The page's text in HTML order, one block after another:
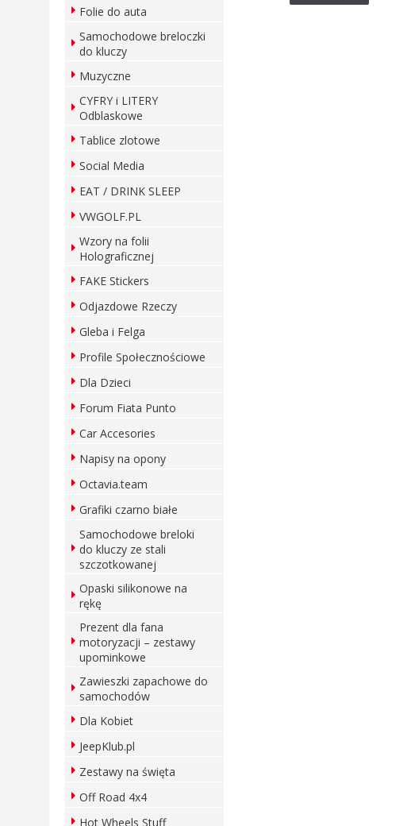
Folie do auta
Samochodowe breloczki
do kluczy
Muzyczne
CYFRY i LITERY
Odblaskowe
Tablice zlotowe
Social Media
EAT / DRINK SLEEP
VWGOLF.PL
Wzory na folii
Holograficznej
FAKE Stickers
Odjazdowe Rzeczy
Gleba i Felga
Profile Społecznościowe
Dla Dzieci
Forum Fiata Punto
Car Accesories
Napisy na opony
Octavia.team
Grafiki czarno białe
Samochodowe breloki
do kluczy ze stali
szczotkowanej
Opaski silikonowe na
rękę
Prezent dla fana
motoryzacji – zestawy
upominkowe
Zawieszki zapachowe do
samochodów
Dla Kobiet
JeepKlub.pl
Zestawy na święta
Off Road 4x4
Hot Wheels Stuff